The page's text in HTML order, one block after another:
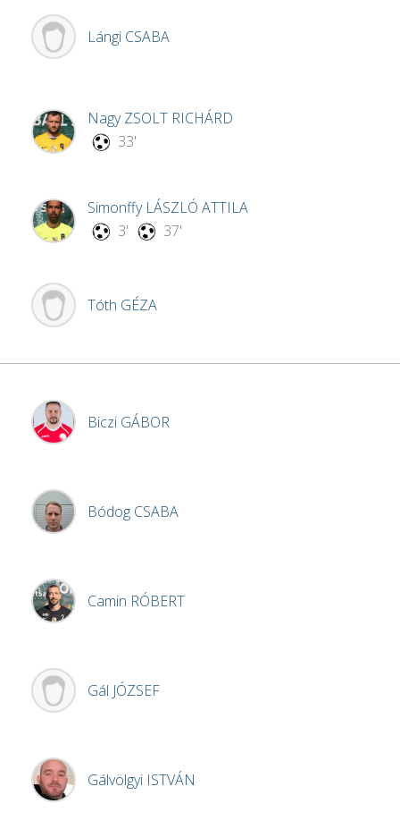
Lángi CSABA
NagyZSOLT RICHÁRD
33'
Simonffy LÁSZLÓ ATTILA
3'
37'
Tóth GÉZA
Biczi GÁBOR
Bódog CSABA
Camin RÓBERT
Gál JÓZSEF
Gálvölgyi ISTVÁN